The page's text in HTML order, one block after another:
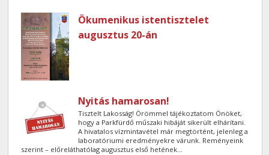
Ökumenikus istentisztelet
augusztus 20-án
Nyitás hamarosan!
Tisztelt Lakosság! Örömmel tájékoztatom Önöket,
hogy a Parkfürdő műszaki hibáját sikerült elhárítani.
A hivatalos vízmintavétel már megtörtént, jelenleg a
laboratóriumi eredményekre várunk. Reményeink
szerint – előreláthatólag augusztus első hetének...